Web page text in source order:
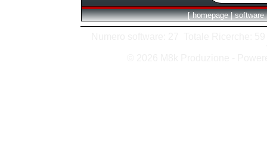
[ homepage | software